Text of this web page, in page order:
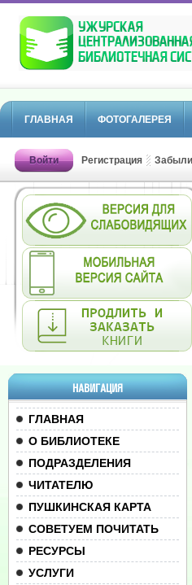
ГЛАВНАЯ ФОТОГАЛЕРЕЯ
Войти Регистрация
НАВИГАЦИЯ
ГЛАВНАЯ
О БИБЛИОТЕКЕ
ПОДРАЗДЕЛЕНИЯ
ЧИТАТЕЛЮ
ПУШКИНСКАЯ КАРТА
СОВЕТУЕМ ПОЧИТАТЬ
РЕСУРСЫ
УСЛУГИ